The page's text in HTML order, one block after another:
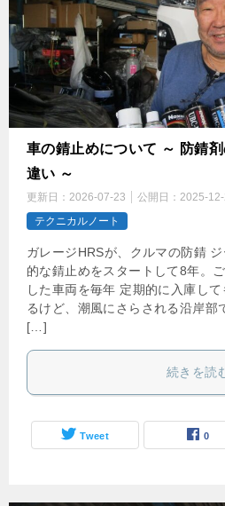
車の錆止めについて ～ 防錆
違い ～
更新日： 2026-07-23 公開日： 2025-
テクニカルノート
ガレージHRSが、クルマの防錆
的な錆止めをスタートして8年。
した車両を毎年 定期的に入庫し
るけど、潮風にさらされる沿岸部
[…]
続きを読
Tweet 0